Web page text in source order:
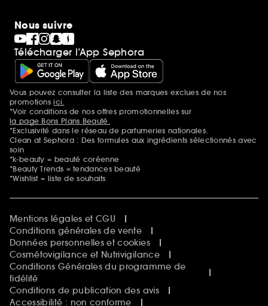
Nous suivre
Télécharger l’App Sephora
Mentions additionnelles
Vous pouvez consulter la liste des marques exclues de nos
promotionsici.
*Voir conditions de nos offres promotionnelles sur
la page Bons Plans Beauté.
*Exclusivité dans le réseau de parfumeries nationales.
Clean at Sephora : Des formules aux ingrédients sélectionnés avec
soin
*k-beauty = beauté coréenne
*Beauty Trends = tendances beauté
*Wishlist = liste de souhaits
Mentions légales et CGU
Conditions générales de vente
Données personnelles et cookies
Cosmétovigilance et Nutrivigilance
Conditions Générales du programme de
fidélité
Conditions de publication des avis
Accessibilité : non conforme